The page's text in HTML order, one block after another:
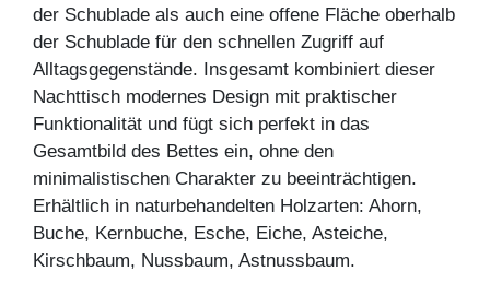
der Schublade als auch eine offene Fläche oberhalb
der Schublade für den schnellen Zugriff auf
Alltagsgegenstände. Insgesamt kombiniert dieser
Nachttisch modernes Design mit praktischer
Funktionalität und fügt sich perfekt in das
Gesamtbild des Bettes ein, ohne den
minimalistischen Charakter zu beeinträchtigen.
Erhältlich in naturbehandelten Holzarten: Ahorn,
Buche, Kernbuche, Esche, Eiche, Asteiche,
Kirschbaum, Nussbaum, Astnussbaum.